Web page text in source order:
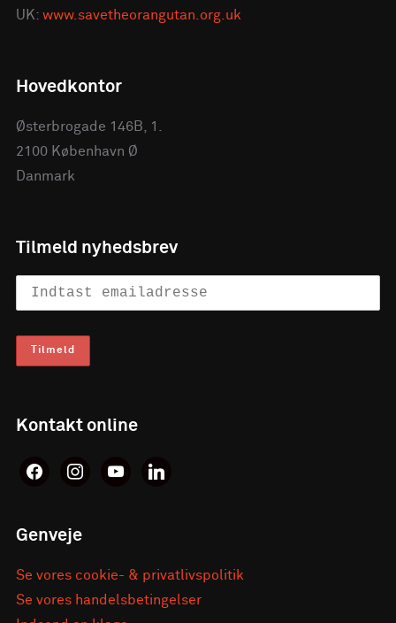
UK: www.savetheorangutan.org.uk
Hovedkontor
Østerbrogade 146B, 1.
2100 København Ø
Danmark
Tilmeld nyhedsbrev
Kontakt online
facebookinstagramyoutubelinkedin
Genveje
Se vores cookie- & privatlivspolitik
Se vores handelsbetingelser